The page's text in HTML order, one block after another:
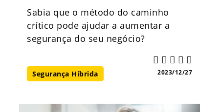
Sabia que o método do caminho
crítico pode ajudar a aumentar a
segurança do seu negócio?
Segurança Híbrida 2023/12/27